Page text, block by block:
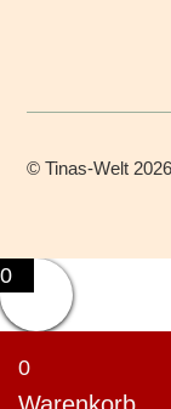
©Tinas-Welt 2026
0
0
Warenkorb